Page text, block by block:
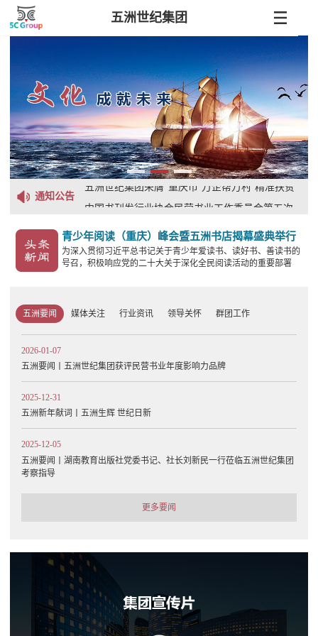
五洲世纪集团
通知公告
第三届全国青年企业家峰会在福州举办，全国工
商联青年企业家委员会副主任、五洲世纪集团董
事长徐登权受邀参加会议
重庆五洲世纪文化科技股份有限公司关于主要教
辅编写人员资格审核情况的公示
五洲世纪集团荣膺“重庆市‘万企帮万村’精准扶贫
行动先进民营企业”及“重庆市抗击新冠肺炎疫情
中国书刊发行业协会民营书业工作委员会第五次
为主任委员
商联青年企业家委员会副主任、五洲世纪集团董
事长徐登权受邀参加会议
重庆五洲世纪文化科技股份有限公司关于主要教
辅编写人员资格审核情况的公示
青少年阅读（重庆）峰会暨五洲书店揭幕盛典举行
为深入贯彻习近平总书记关于青少年爱读书、读好书、善读书的
号召，积极响应党的二十大关于深化全民阅读活动的重要部署
五洲要闻 媒体关注 行业资讯 领导关怀 群团工作
2026-01-07
五洲要闻丨五洲世纪集团获评民营书业年度影响力品牌
2025-12-31
五洲新年献词丨五洲生辉 世纪日新
2025-12-05
五洲要闻丨湖南教育出版社党委书记、社长刘新民一行莅临五洲世纪集团
考察指导
更多要闻